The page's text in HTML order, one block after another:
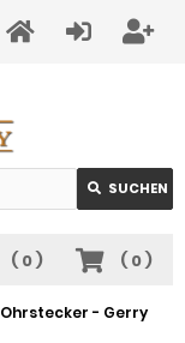
SUCHEN
( 0)
( 0)
Ohrstecker - Gerry